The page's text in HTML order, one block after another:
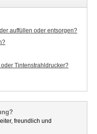
auffüllen oder entsorgen?
Tintenstrahldrucker?
freundlich und